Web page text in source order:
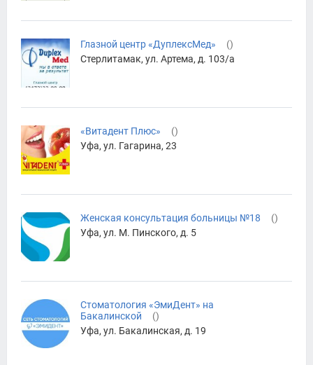
Глазной центр «ДуплексМед» ()
Стерлитамак, ул. Артема, д. 103/а
«Витадент Плюс» ()
Уфа, ул. Гагарина, 23
Женская консультация больницы №18 ()
Уфа, ул. М. Пинского, д. 5
Стоматология «ЭмиДент» на
Бакалинской
()
Уфа, ул. Бакалинская, д. 19